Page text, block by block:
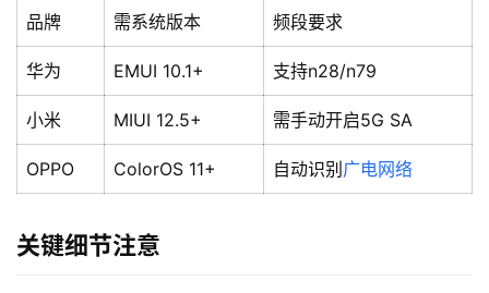
品牌 需系统版本 频段要求
华为 EMUI 10.1+ 支持n28/n79
小米 MIUI 12.5+ 需手动开启5G SA
OPPO ColorOS 11+ 自动识别 广电网络
关键细节注意